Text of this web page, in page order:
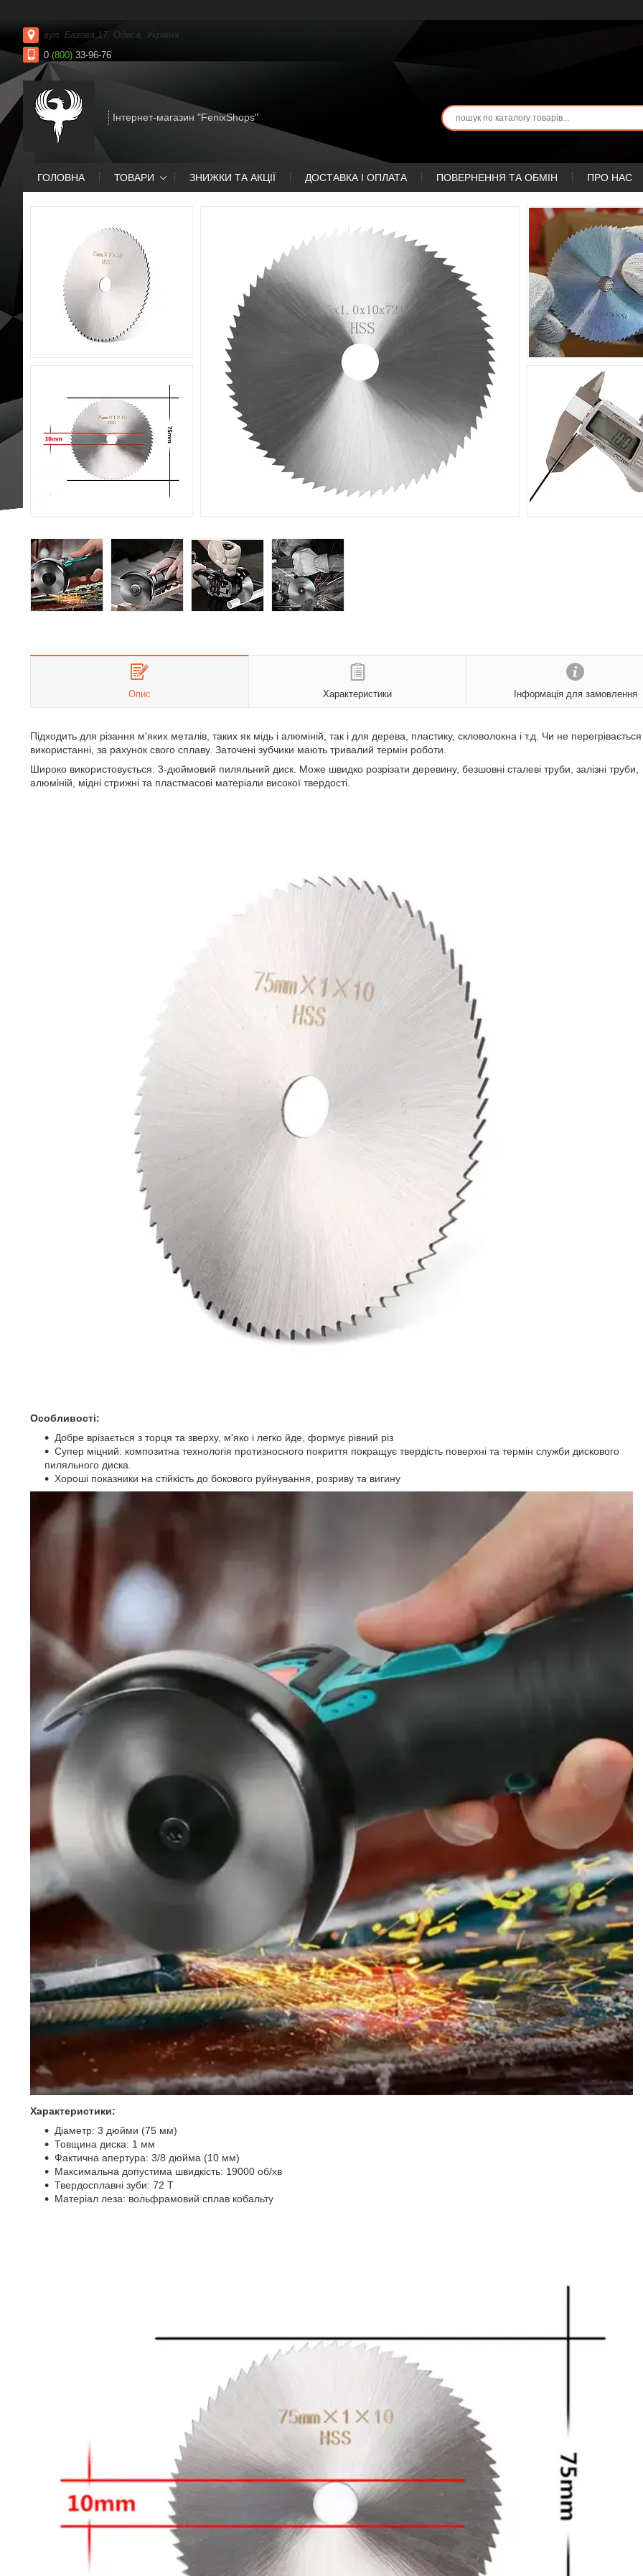
вул. Базова 17, Одеса, Україна
0 (800) 33-96-76
Інтернет-магазин "FenixShops"
ГОЛОВНА ТОВАРИ ЗНИЖКИ ТА АКЦІЇ ДОСТАВКА І ОПЛАТА ПОВЕРНЕННЯ ТА ОБМІН ПРО НАС
Опис Характеристики Інформація для замовлення
Підходить для різання м'яких металів, таких як мідь і алюміній, так і для дерева, пластику, скловолокна і т.д. Чи не
використанні, за рахунок свого сплаву. Заточені зубчики мають тривалий термін роботи.
Широко використовується: 3-дюймовий пиляльний диск. Може швидко розрізати деревину, безшовні сталеві труби, залізні труби,
алюміній, мідні стрижні та пластмасові матеріали високої твердості.
Особливості:
Добре врізається з торця та зверху, м'яко і легко йде, формує рівний різ
Супер міцний: композитна технологія протизносного покриття покращує твердість поверхні та термін служби дискового
пиляльного диска.
Хороші показники на стійкість до бокового руйнування, розриву та вигину
Характеристики:
Діаметр: 3 дюйми (75 мм)
Товщина диска: 1 мм
Фактична апертура: 3/8 дюйма (10 мм)
Максимальна допустима швидкість: 19000 об/хв
Твердосплавні зуби: 72 T
Матеріал леза: вольфрамовий сплав кобальту